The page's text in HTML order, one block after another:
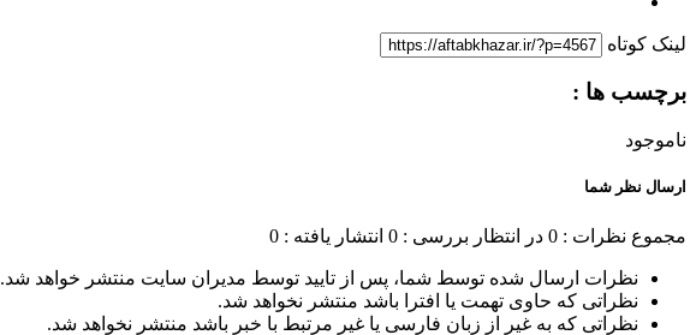
لینک کوتاه
برچسب ها :
ناموجود
ارسال نظر شما
مجموع نظرات : 0 در انتظار بررسی : 0 انتشار یافته : 0
نظرات ارسال شده توسط شما، پس از تایید توسط مدیران سایت منتشر خواهد شد.
نظراتی که حاوی تهمت یا افترا باشد منتشر نخواهد شد.
نظراتی که به غیر از زبان فارسی یا غیر مرتبط با خبر باشد منتشر نخواهد شد.